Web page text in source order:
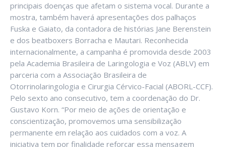
principais doenças que afetam o sistema vocal. Durante a
mostra, também haverá apresentações dos palhaços
Fuska e Gaiato, da contadora de histórias Jane Berenstein
e dos beatboxers Borracha e Mautari. Reconhecida
internacionalmente, a campanha é promovida desde 2003
pela Academia Brasileira de Laringologia e Voz (ABLV) em
parceria com a Associação Brasileira de
Otorrinolaringologia e Cirurgia Cérvico-Facial (ABORL-CCF).
Pelo sexto ano consecutivo, tem a coordenação do Dr.
Gustavo Korn. “Por meio de ações de orientação e
conscientização, promovemos uma sensibilização
permanente em relação aos cuidados com a voz. A
iniciativa tem por finalidade reforçar essa mensagem